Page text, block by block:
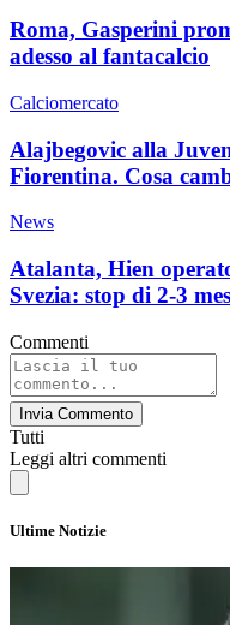
Roma, Gasperini
adesso al fantacalcio
Calciomercato
Alajbegovic alla
Fiorentina. Cosa
News
Atalanta, Hien
Svezia: stop di 2-3
Commenti
Invia Commento
Tutti
Leggi altri commenti
Ultime Notizie